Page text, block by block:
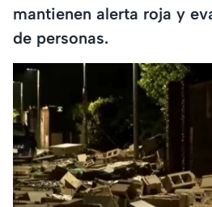
mantienen alerta roja y
de personas.